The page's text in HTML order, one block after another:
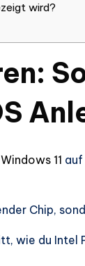
wird?
Windows 11 auf
Chip,
wie du Intel